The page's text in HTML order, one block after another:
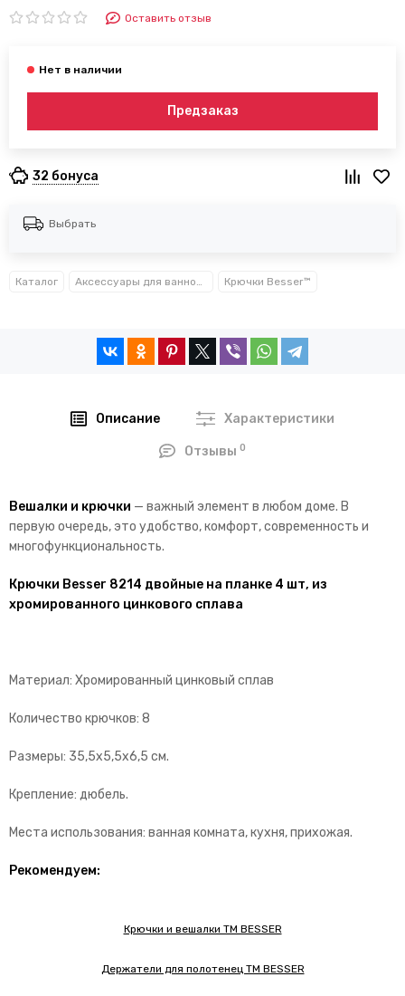
Оставить отзыв
Предзаказ
32 бонуса
Выбрать
Каталог Аксессуары для ванной комнаты TM Besser Крючки Besser™
Описание Характеристики
Отзывы0
Вешалки и крючки — важный элемент в любом доме. В
первую очередь, это удобство, комфорт, современность и
многофункциональность.
Крючки Besser 8214 двойные на планке 4 шт, из
хромированного цинкового сплава
Материал: Хромированный цинковый сплав
Количество крючков: 8
Размеры: 35,5х5,5х6,5 см.
Крепление: дюбель.
Места использования: ванная комната, кухня, прихожая.
Рекомендуем:
Крючки и вешалки TM BESSER
Держатели для полотенец TM BESSER